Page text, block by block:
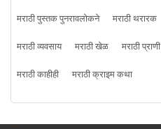
मराठी पुस्तक पुनरावलोकने
मराठी थरारक
मराठी व्यवसाय
मराठी खेळ मराठी प्राणी
मराठी काहीही
मराठी क्राइम कथा